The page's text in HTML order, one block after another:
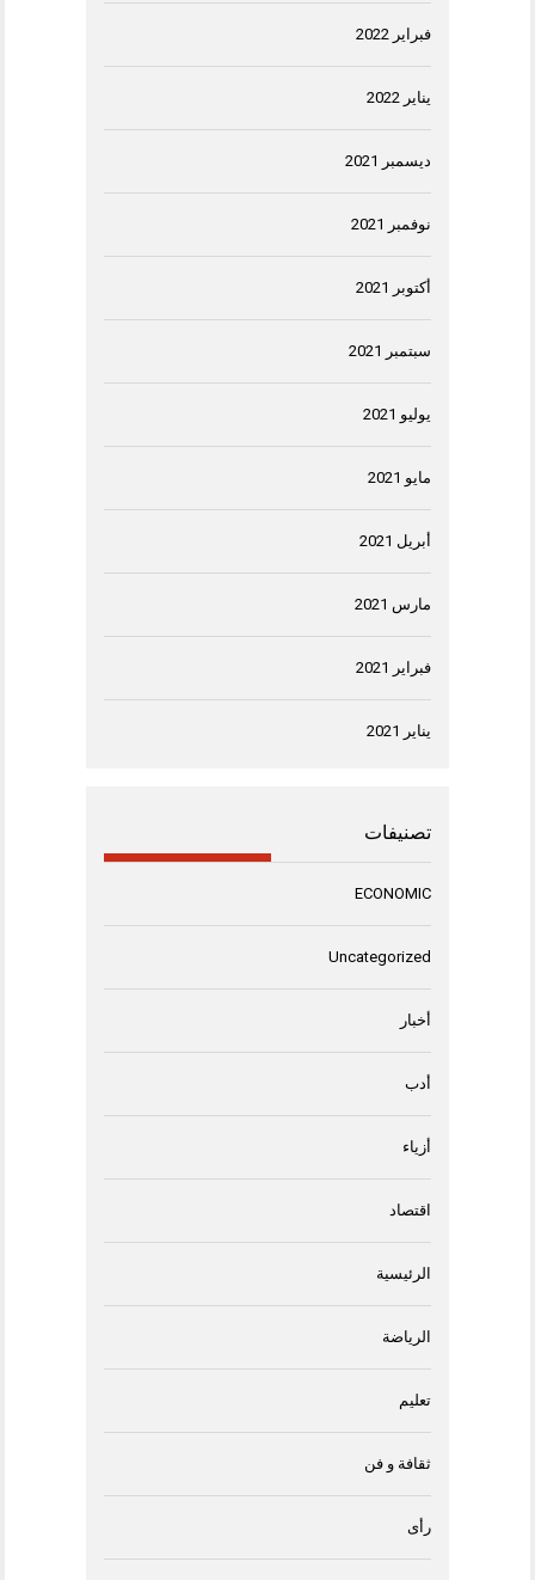
فبراير 2022
يناير 2022
ديسمبر 2021
نوفمبر 2021
أكتوبر 2021
سبتمبر 2021
يوليو 2021
مايو 2021
أبريل 2021
مارس 2021
فبراير 2021
يناير 2021
تصنيفات
ECONOMIC
Uncategorized
أخبار
أدب
أزياء
اقتصاد
الرئيسية
الرياضة
تعليم
ثقافة و فن
رأى